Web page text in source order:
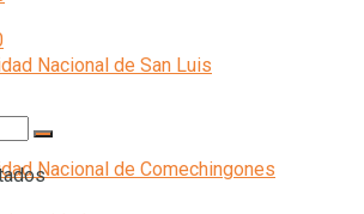
Nacional de San Luis
Nacional de Comechingones